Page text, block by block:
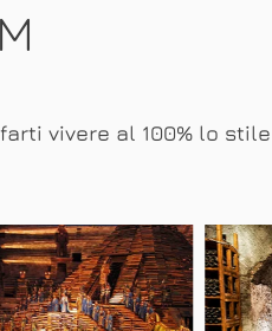
vivere al 100% lo